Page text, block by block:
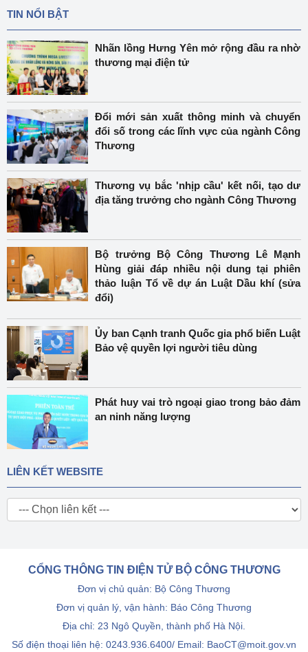
TIN NỔI BẬT
Nhãn lồng Hưng Yên mở rộng đầu ra nhờ
thương mại điện tử
Đổi mới sản xuất thông minh và chuyển
đổi số trong các lĩnh vực của ngành Công
Thương
Thương vụ bắc 'nhịp cầu' kết nối, tạo dư
địa tăng trưởng cho ngành Công Thương
Bộ trưởng Bộ Công Thương Lê Mạnh
Hùng giải đáp nhiều nội dung tại phiên
thảo luận Tổ về dự án Luật Dầu khí (sửa
đổi)
Ủy ban Cạnh tranh Quốc gia phổ biến Luật
Bảo vệ quyền lợi người tiêu dùng
Phát huy vai trò ngoại giao trong bảo đảm
an ninh năng lượng
LIÊN KẾT WEBSITE
CỔNG THÔNG TIN ĐIỆN TỬ BỘ CÔNG THƯƠNG
Đơn vị chủ quản: Bộ Công Thương
Đơn vị quản lý, vận hành: Báo Công Thương
Địa chỉ: 23 Ngô Quyền, thành phố Hà Nội.
Số điện thoại liên hệ: 0243.936.6400/ Email: BaoCT@moit.gov.vn